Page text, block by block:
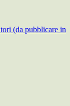
(da pubblicare in